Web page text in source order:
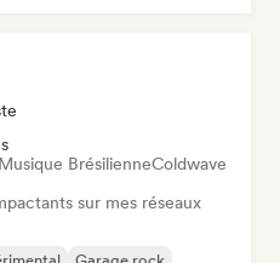
Musique BrésilienneColdwave
sur mes réseaux